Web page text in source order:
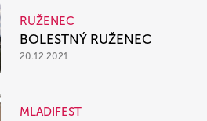
RUŽENEC
BOLESTNÝ RUŽENEC
20.12.2021
MLADIFEST